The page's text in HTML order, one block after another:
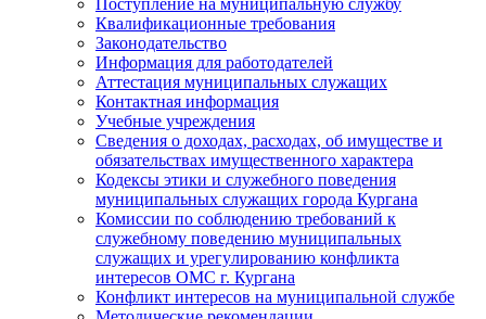
Поступление на муниципальную службу
Квалификационные требования
Законодательство
Информация для работодателей
Аттестация муниципальных служащих
Контактная информация
Учебные учреждения
Сведения о доходах, расходах, об имуществе и
обязательствах имущественного характера
Кодексы этики и служебного поведения
муниципальных служащих города Кургана
Комиссии по соблюдению требований к
служебному поведению муниципальных
служащих и урегулированию конфликта
интересов ОМС г. Кургана
Конфликт интересов на муниципальной службе